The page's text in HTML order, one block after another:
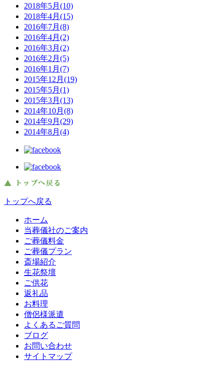
2018年5月(10)
2018年4月(15)
2016年7月(8)
2016年4月(2)
2016年3月(2)
2016年2月(5)
2016年1月(7)
2015年12月(19)
2015年5月(1)
2015年3月(13)
2014年10月(8)
2014年9月(29)
2014年8月(4)
トップへ戻る
ホーム
当葬儀社のご案内
ご葬儀料金
ご葬儀プラン
斎場紹介
生花祭壇
ご供花
返礼品
お料理
僧侶様派遣
よくあるご質問
ブログ
お問い合わせ
サイトマップ